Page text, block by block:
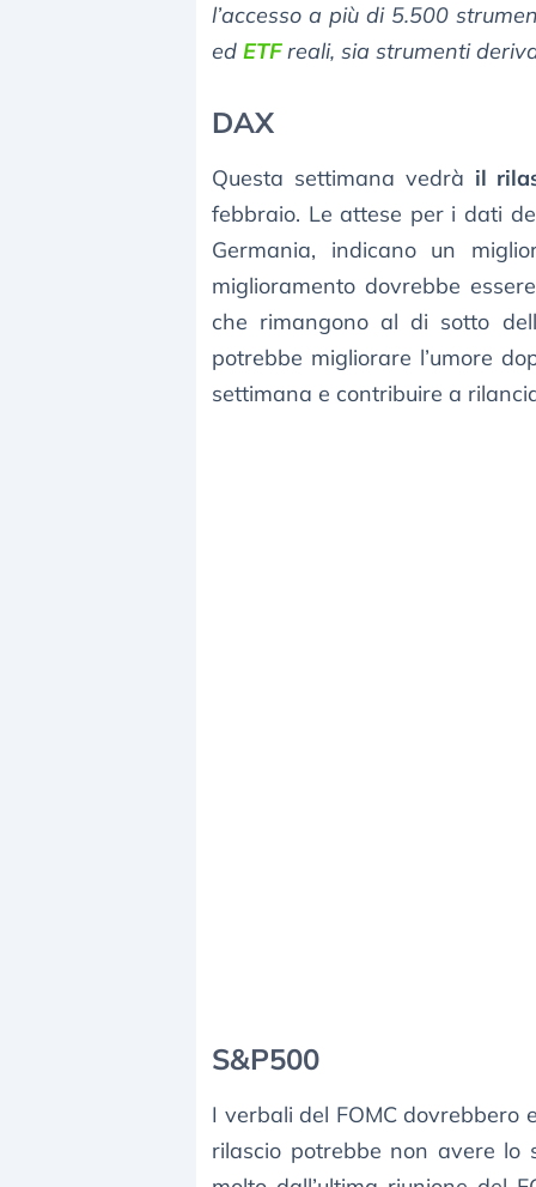
l’accesso a più di 5.500
ed ETFreali, sia strumenti
DAX
Questa settimana vedrà il
febbraio. Le attese per i dati
Germania, indicano un
miglioramento dovrebbe
che rimangono al di sotto
potrebbe migliorare l’umore
settimana e contribuire a
S&P500
I verbali del FOMC dovrebbero
rilascio potrebbe non avere lo